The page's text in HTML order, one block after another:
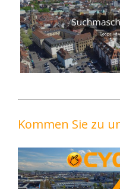
Kommen Sie zu